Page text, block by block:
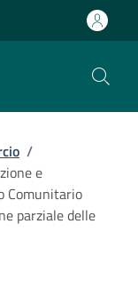
/
e
Comunitario
parziale delle